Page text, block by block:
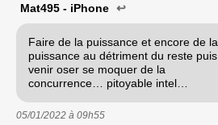
Mat495 - iPhone ↩
Faire de la puissance et encore de la
puissance au détriment du reste puis
venir oser se moquer de la
concurrence… pitoyable intel…
05/01/2022 à 09h55